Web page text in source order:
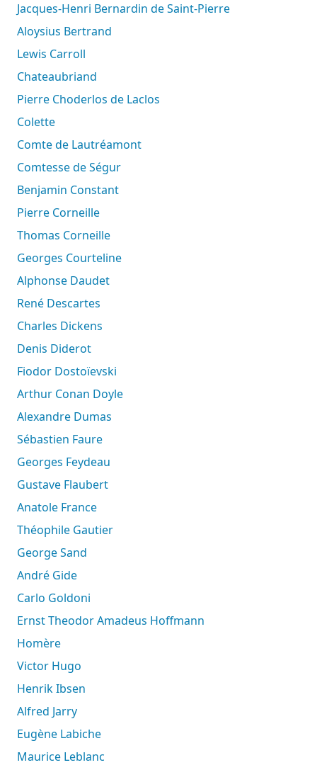
Jacques-Henri Bernardin de Saint-Pierre
Aloysius Bertrand
Lewis Carroll
Chateaubriand
Pierre Choderlos de Laclos
Colette
Comte de Lautréamont
Comtesse de Ségur
Benjamin Constant
Pierre Corneille
Thomas Corneille
Georges Courteline
Alphonse Daudet
René Descartes
Charles Dickens
Denis Diderot
Fiodor Dostoïevski
Arthur Conan Doyle
Alexandre Dumas
Sébastien Faure
Georges Feydeau
Gustave Flaubert
Anatole France
Théophile Gautier
George Sand
André Gide
Carlo Goldoni
Ernst Theodor Amadeus Hoffmann
Homère
Victor Hugo
Henrik Ibsen
Alfred Jarry
Eugène Labiche
Maurice Leblanc